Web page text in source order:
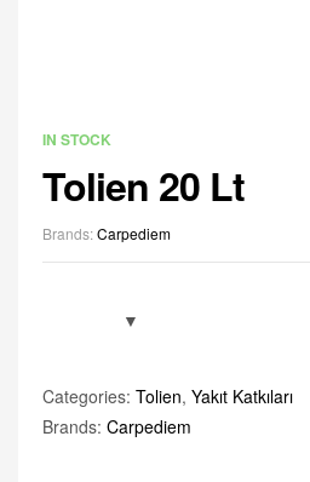
IN STOCK
Tolien 20 Lt
Brands:Carpediem
Categories: Tolien, Yakıt Katkıları
Brands: Carpediem